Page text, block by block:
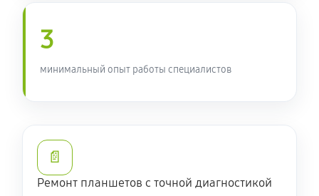
3
минимальный опыт работы специалистов
📄
Ремонт планшетов с точной диагностикой